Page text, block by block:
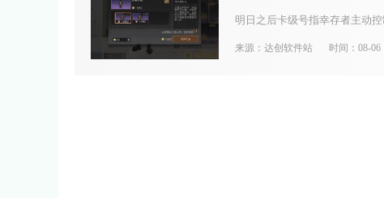
来源：达创软件站 时间：08-06